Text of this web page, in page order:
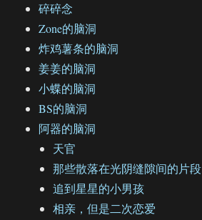
碎碎念
Zone的脑洞
炸鸡薯条的脑洞
姜姜的脑洞
小蝶的脑洞
BS的脑洞
阿器的脑洞
天官
那些散落在光阴缝隙间的片段
追到星星的小男孩
相亲，但是二次恋爱